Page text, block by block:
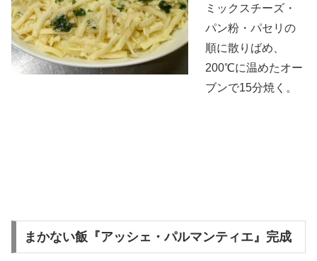
ミックスチーズ・
パン粉・パセリの
順に散りばめ、
200℃に温めたオー
ブンで15分焼く。
まかない飯『アッシェ・パルマンティエ』完成